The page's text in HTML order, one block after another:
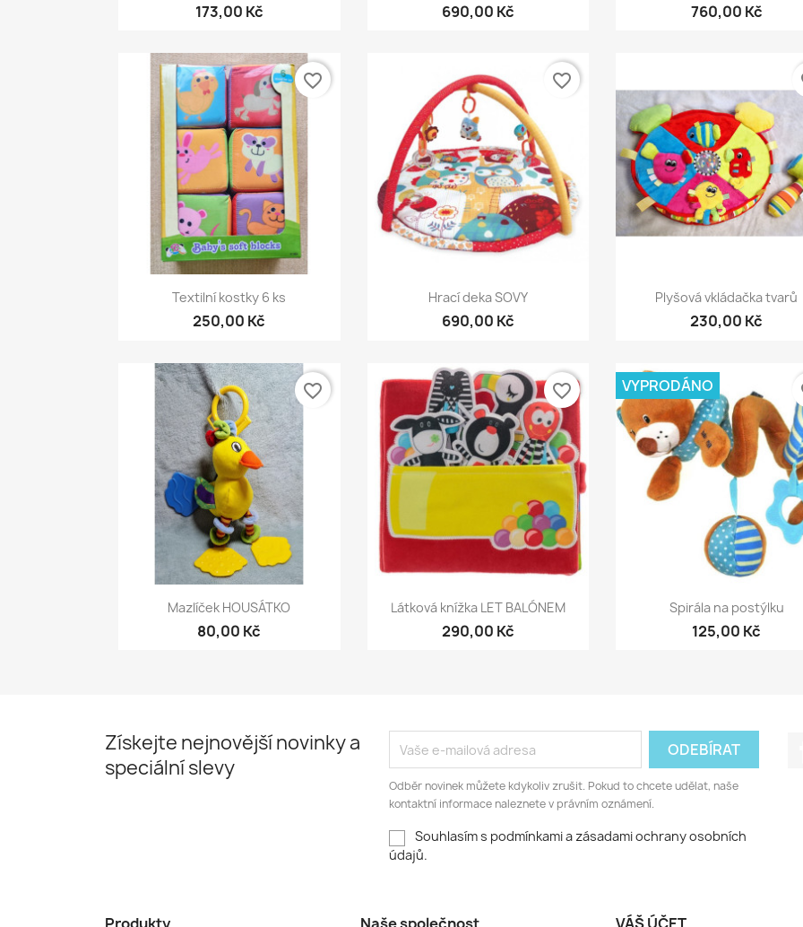
173,00 Kč 690,00 Kč 760,00 Kč
Rychlý náhled
Textilní kostky 6 ks
250,00 Kč
favorite_border
Rychlý náhled
Hrací deka SOVY
690,00 Kč
favorite_border
Rychlý náhled
Plyšová vkládačka tvarů
230,00 Kč
Rychlý náhled
Mazlíček HOUSÁTKO
80,00 Kč
favorite_border
Rychlý náhled
Látková knížka LET BALÓNEM
290,00 Kč
favorite_border
Rychlý náhled
Spirála na postýlku
125,00 Kč
VYPRODÁNO
Získejte nejnovější novinky a
speciální slevy
Odběr novinek můžete kdykoliv zrušit. Pokud to chcete udělat, naše
kontaktní informace naleznete v právním oznámení.
Souhlasím s podmínkami a zásadami ochrany osobních
údajů.
Produkty Naše společnost VÁŠ ÚČET